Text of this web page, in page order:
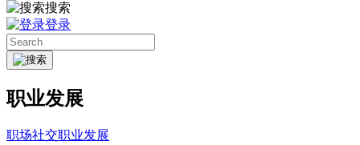
搜索
登录
职业发展
职场社交职业发展